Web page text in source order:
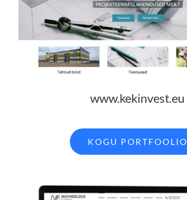
www.kekinvest.eu
KOGU PORTFOOLIO